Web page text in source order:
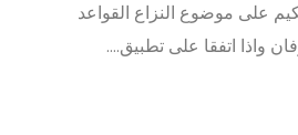
التحكيم على موضوع النزاع القواعد
واذا اتفقا على تطبيق....